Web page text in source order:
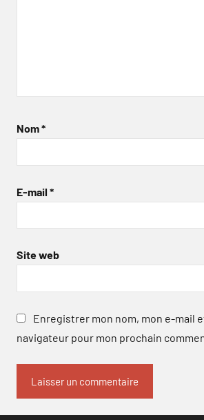
Nom*
E-mail *
Site web
Enregistrer mon nom, mon e-mail
navigateur pour mon prochain